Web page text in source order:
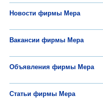
Новости фирмы Мера
Вакансии фирмы Мера
Объявления фирмы Мера
Статьи фирмы Мера